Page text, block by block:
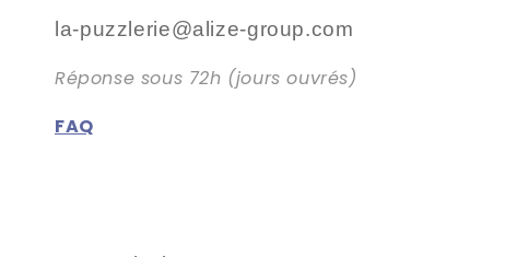
la-puzzlerie@alize-group.com
Réponse sous 72h (jours ouvrés)
FAQ